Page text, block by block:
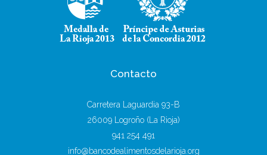
Contacto
Carretera Laguardia 93-B
26009 Logroño (La Rioja)
941 254 491
info@bancodealimentosdelarioja.org